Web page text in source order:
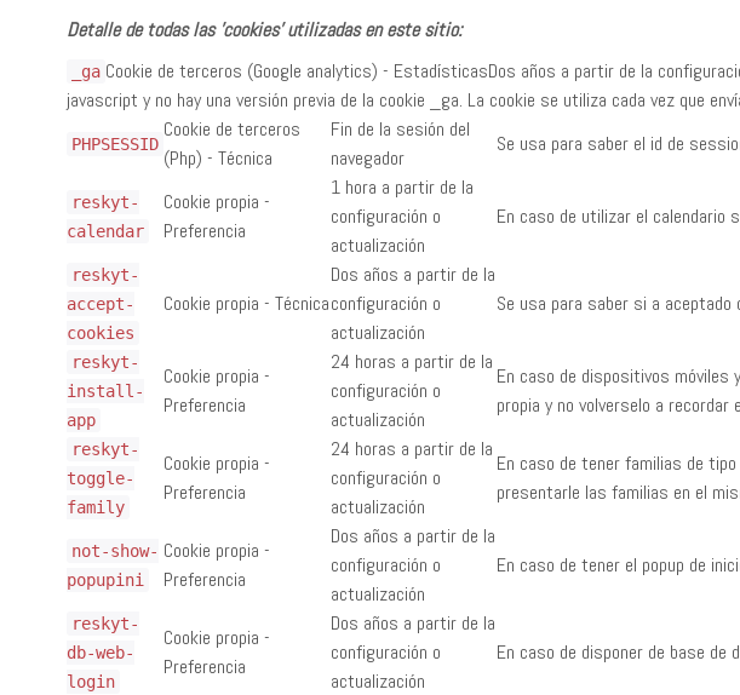
Detalle de todas las 'cookies' utilizadas en este sitio:
_ga Cookie de terceros (Google analytics) - EstadísticasDos años a partir de la
javascript y no hay una versión previa de la cookie _ga. La cookie se utiliza cada vez que
PHPSESSID
Cookie de terceros
(Php) - Técnica
Fin de la sesión del
navegador
Se usa para saber el id de
reskyt-
calendar
Cookie propia -
Preferencia
1 hora a partir de la
configuración o
actualización
En caso de utilizar el calendario
reskyt-
accept-
cookies
Cookie propia - Técnica
Dos años a partir de la
configuración o
actualización
Se usa para saber si a
reskyt-
install-
app
Cookie propia -
Preferencia
24 horas a partir de la
configuración o
actualización
En caso de dispositivos móviles
propia y no volverselo a
reskyt-
toggle-
family
Cookie propia -
Preferencia
24 horas a partir de la
configuración o
actualización
En caso de tener familias de
presentarle las familias en el
not-show-
popupini
Cookie propia -
Preferencia
Dos años a partir de la
configuración o
actualización
En caso de tener el popup de
reskyt-
db-web-
login
Cookie propia -
Preferencia
Dos años a partir de la
configuración o
actualización
En caso de disponer de base de